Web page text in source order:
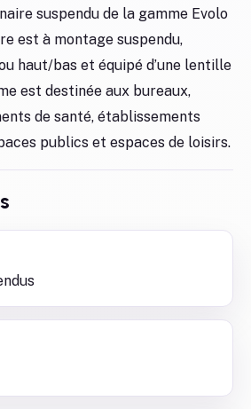
suspendu de la gamme Evolo
est à montage suspendu,
haut/bas et équipé d’une lentille
est destinée aux bureaux,
de santé, établissements
publics et espaces de loisirs.